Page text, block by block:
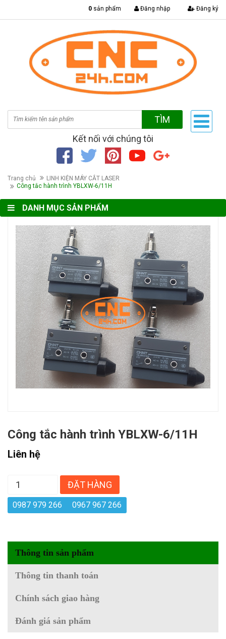
0 sản phẩm Đăng nhập Đăng ký
TÌM
Kết nối với chúng tôi
Trang chủ
LINH KIỆN MÁY CẮT LASER
Công tắc hành trình YBLXW-6/11H
DANH MỤC SẢN PHẨM
Công tắc hành trình YBLXW-6/11H
Liên hệ
ĐẶT HÀNG
0987 979 266 0967 967 266
Thông tin sản phẩm
Thông tin thanh toán
Chính sách giao hàng
Đánh giá sản phẩm